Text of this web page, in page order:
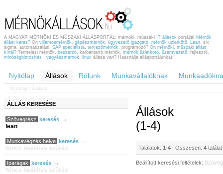
A MAGYAR MÉRNÖKI ÉS MŰSZAKI ÁLLÁSPORTÁL: mérnöki, műszaki IT állások portálja! Mérnök
állást keres? Ön villamosmérnök, gépészmérnök, ügyvezető igazgató, mérnök üzletkötő, Lean, six
sigma, automatizálási, SAP specialista, tervezőmérnök, programozó? Ön mérnöki, műszaki állást
kínál? Termelési mérnök, beszerző, karbantartó mérnök, mérnök üzletkötő, üzemvezető, fejlesztő,
minőségbiztosítás , vegyészmérnök, linux állása van? Használja állásportálunkat!
Nyitólap Állások Rólunk Munkavállalóknak
Nyitólap > Állások
ÁLLÁS KERESÉSE
Szövegrész keresés
lean
Munkavégzés helye keresés
Nincs beállítva szűrés
Iparágak keresés
Nincs beállítva szűrés
Állások
(1-4)
Találatok: 1-4 | Összesen: 4 találat
Beállított keresési feltételek: